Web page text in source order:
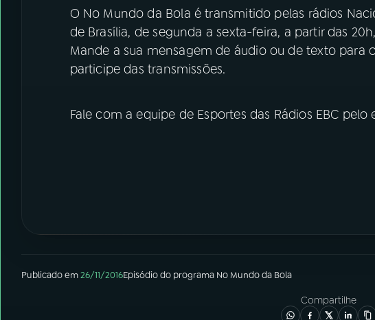
O No Mundo da Bola é transmitido pelas rádios
de Brasília, de segunda a sexta-feira, a partir das
Mande a sua mensagem de áudio ou de texto para
participe das transmissões.
Fale com a equipe de Esportes das Rádios EBC
Publicado em26/11/2016Episódiodo programa No Mundo da Bola
Compartilhe